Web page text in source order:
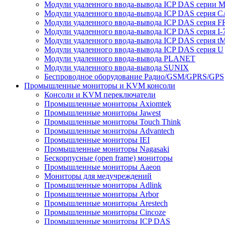
Модули удаленного ввода-вывода ICP DAS серии M
Модули удаленного ввода-вывода ICP DAS серия
Модули удаленного ввода-вывода ICP DAS серия
Модули удаленного ввода-вывода ICP DAS серия I-
Модули удаленного ввода-вывода ICP DAS серия
Модули удаленного ввода-вывода ICP DAS серия U
Модули удаленного ввода-вывода PLANET
Модули удаленного ввода-вывода SUNIX
Беспроводное оборудование Радио/GSM/GPRS/GPS
Промышленные мониторы и KVM консоли
Консоли и KVM переключатели
Промышленные мониторы Axiomtek
Промышленные мониторы Jawest
Промышленные мониторы Touch Think
Промышленные мониторы Advantech
Промышленные мониторы IEI
Промышленные мониторы Nagasaki
Бескорпусные (open frame) мониторы
Промышленные мониторы Aaeon
Мониторы для медучреждений
Промышленные мониторы Adlink
Промышленные мониторы Arbor
Промышленные мониторы Arestech
Промышленные мониторы Cincoze
Промышленные мониторы ICP DAS